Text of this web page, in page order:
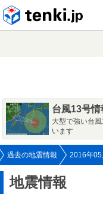
台風13号情
大型で強い台
います
過去の地震情報 2016年05
地震情報